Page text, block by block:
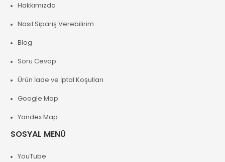
Hakkımızda
Nasıl Sipariş Verebilirim
Blog
Soru Cevap
Ürün İade ve İptal Koşulları
Google Map
Yandex Map
SOSYAL MENÜ
YouTube